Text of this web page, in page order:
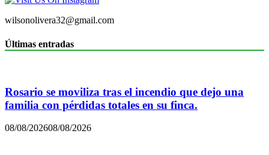
wilsonolivera32@gmail.com
Últimas entradas
Rosario se moviliza tras el incendio que dejo una
familia con pérdidas totales en su finca.
08/08/202608/08/2026